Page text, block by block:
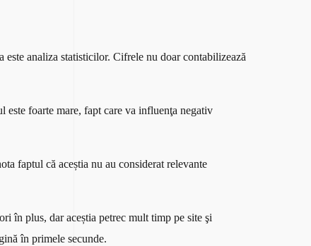
analiza statisticilor. Cifrele nu doar contabilizează
este foarte mare, fapt care va influenţa negativ
faptul că aceștia nu au considerat relevante
în plus, dar aceștia petrec mult timp pe site şi
în primele secunde.